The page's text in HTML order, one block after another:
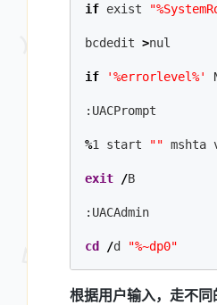
if exist
bcdedit >nul
if '%errorlevel%'
:UACPrompt
%1 start "" mshta
exit /B
:UACAdmin
cd /d "%~dp0"
根据用户输入，走不同